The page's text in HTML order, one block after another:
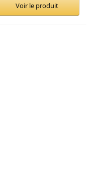
Voir le produit